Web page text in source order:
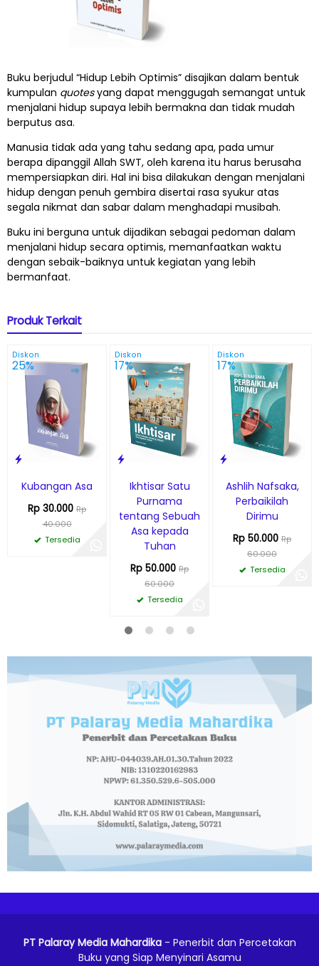
Buku berjudul “Hidup Lebih Optimis” disajikan dalam bentuk
kumpulan quotesyang dapat menggugah semangat untuk
menjalani hidup supaya lebih bermakna dan tidak mudah
berputus asa.
Manusia tidak ada yang tahu sedang apa, pada umur
berapa dipanggil Allah SWT, oleh karena itu harus berusaha
mempersiapkan diri. Hal ini bisa dilakukan dengan menjalani
hidup dengan penuh gembira disertai rasa syukur atas
segala nikmat dan sabar dalam menghadapi musibah.
Buku ini berguna untuk dijadikan sebagai pedoman dalam
menjalani hidup secara optimis, memanfaatkan waktu
dengan sebaik-baiknya untuk kegiatan yang lebih
bermanfaat.
Produk Terkait
Diskon
25%
Kubangan Asa
Rp 30.000 Rp
40.000
Tersedia
Diskon
17%
Ikhtisar Satu
Purnama
tentang Sebuah
Asa kepada
Tuhan
Rp 50.000 Rp
60.000
Tersedia
Diskon
17%
Ashlih Nafsaka,
Perbaikilah
Dirimu
Rp 50.000 Rp
60.000
Tersedia
PT Palaray Media Mahardika- Penerbit dan Percetakan
Buku yang Siap Menyinari Asamu